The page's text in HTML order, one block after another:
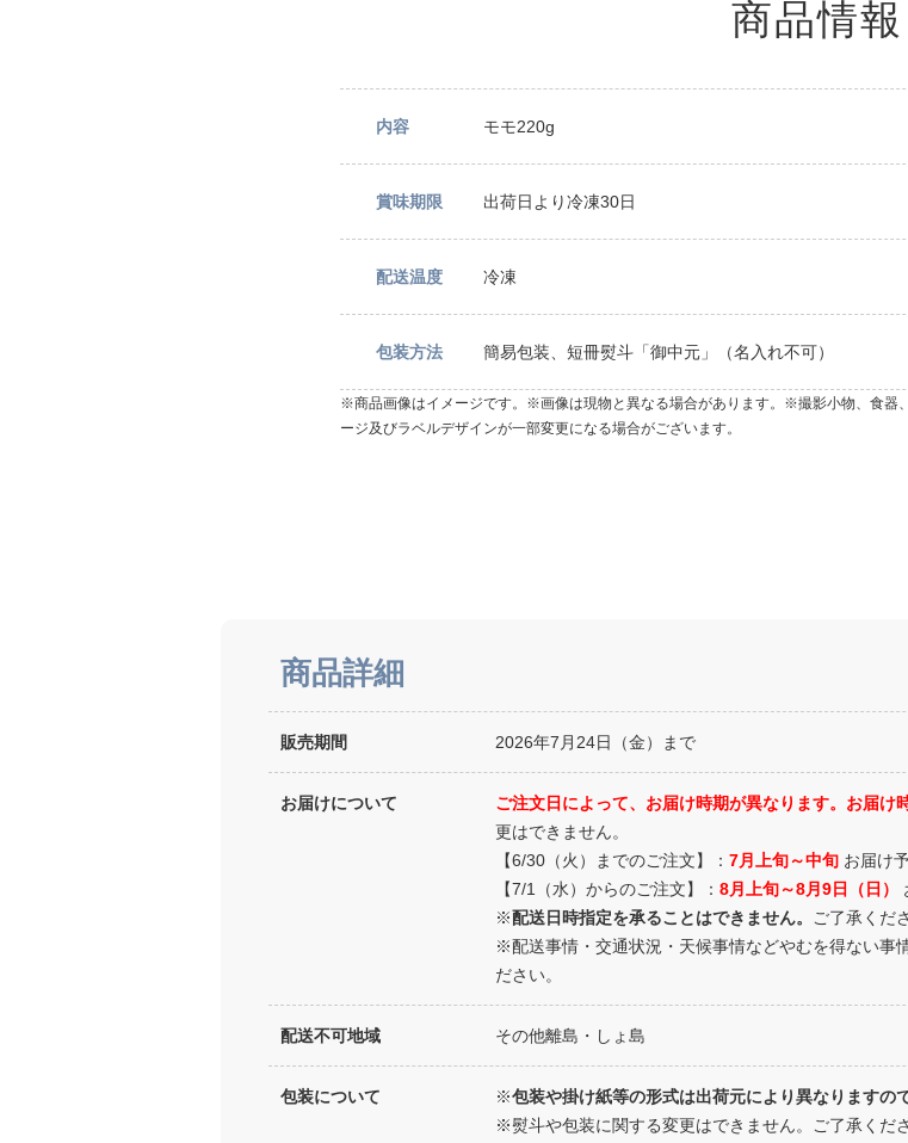
商品情報
内容 モモ220g
賞味期限 出荷日より冷凍30日
配送温度 冷凍
包装方法 簡易包装、短冊熨斗「御中元」（名入れ不可）
※商品画像はイメージです。※画像は現物と異なる場合があります。※撮影小物、食器
ージ及びラベルデザインが一部変更になる場合がございます。
商品詳細
販売期間 2026年7月24日（金）まで
お届けについて ご注文日によって、お届け時期が異なります。お届け
更はできません。
【6/30（火）までのご注文】： 7月上旬～中旬 お届け
【7/1（水）からのご注文】： 8月上旬～8月9日（日）
※配送日時指定を承ることはできません。
ご了承くだ
※配送事情・交通状況・天候事情などやむを得ない事
ださい。
配送不可地域 その他離島・しょ島
包装について ※包装や掛け紙等の形式は出荷元により異なりますの
※熨斗や包装に関する変更はできません。ご了承くださ